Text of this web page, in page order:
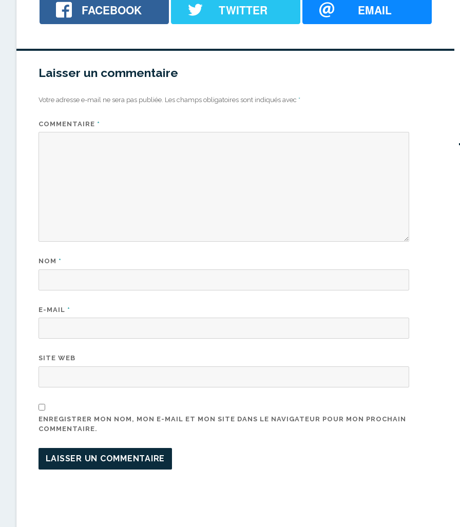
FACEBOOK TWITTER EMAIL
Laisser un commentaire
Votre adresse e-mail ne sera pas publiée. Les champs obligatoires sont indiqués avec *
COMMENTAIRE *
NOM *
E-MAIL *
SITE WEB
ENREGISTRER MON NOM, MON E-MAIL ET MON SITE DANS LE NAVIGATEUR POUR MON PROCHAIN
COMMENTAIRE.